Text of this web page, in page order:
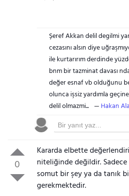
Şeref Akkan delil degilmi
cezasını alsın diye
ile kurtarırım derdinde
bnm bir tazminat davası
değer esnaf vb olduğunu
olunca işsiz yardımla
delil olmazmi...
Hakan
0
Kararda elbette
niteliğinde değildir.
somut bir şey ya da tanık
gerekmektedir.